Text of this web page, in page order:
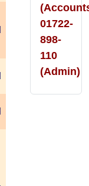
01722-
898-
110
(Admin)